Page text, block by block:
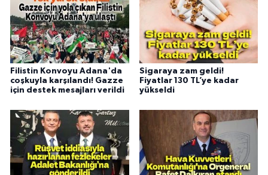
Filistin Konvoyu Adana'da
coşkuyla karşılandı! Gazze
için destek mesajları verildi
Sigaraya zam geldi!
Fiyatlar 130 TL’ye kadar
yükseldi